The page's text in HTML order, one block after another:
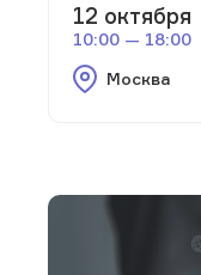
12 октября
10:00 — 18:00
Москва